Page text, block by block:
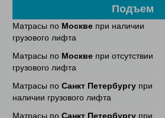
Подъем
Матрасы по Москве при наличии
грузового лифта
Матрасы по Москве при отсутствии
грузового лифта
Матрасы по Санкт Петербургу при
наличии грузового лифта
Матрасы по Санкт Петербургу при